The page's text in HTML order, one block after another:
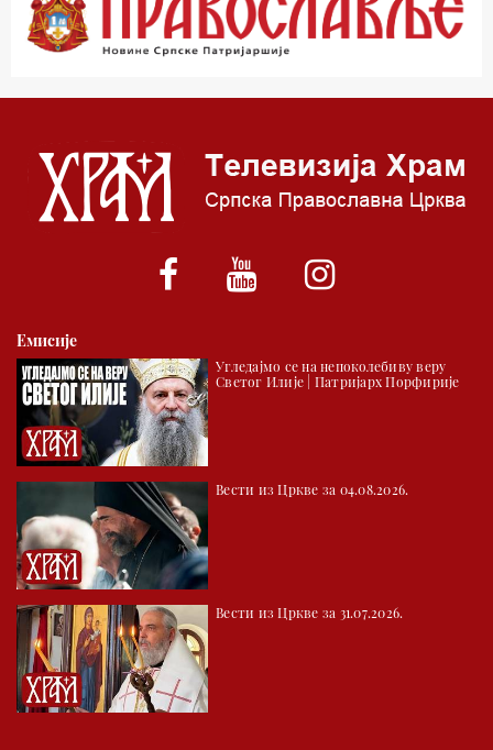
01.03 Живе речи - подкаст
*најважније вести емитујемо на сваки пун сат
Емисије
Угледајмо се на непоколебиву веру
Светог Илије | Патријарх Порфирије
Вести из Цркве за 04.08.2026.
Вести из Цркве за 31.07.2026.